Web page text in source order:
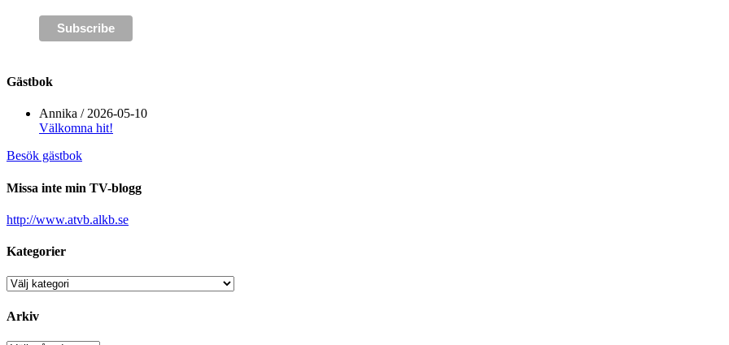
Gästbok
Annika /2026-05-10
Välkomna hit!
Besök gästbok
Missa inte min TV-blogg
http://www.atvb.alkb.se
Kategorier
Kategorier
Arkiv